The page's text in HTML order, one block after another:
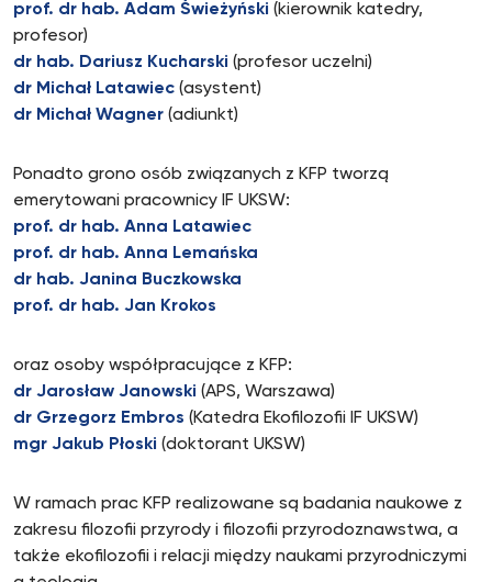
prof. dr hab. Adam Świeżyński (kierownik katedry,
profesor)
dr hab. Dariusz Kucharski (profesor uczelni)
dr Michał Latawiec (asystent)
dr Michał Wagner (adiunkt)
Ponadto grono osób związanych z KFP tworzą
emerytowani pracownicy IF UKSW:
prof. dr hab. Anna Latawiec
prof. dr hab. Anna Lemańska
dr hab. Janina Buczkowska
prof. dr hab. Jan Krokos
oraz osoby współpracujące z KFP:
dr Jarosław Janowski (APS, Warszawa)
dr Grzegorz Embros (Katedra Ekofilozofii IF UKSW)
mgr Jakub Płoski (doktorant UKSW)
W ramach prac KFP realizowane są badania naukowe z
zakresu filozofii przyrody i filozofii przyrodoznawstwa, a
także ekofilozofii i relacji między naukami przyrodniczymi